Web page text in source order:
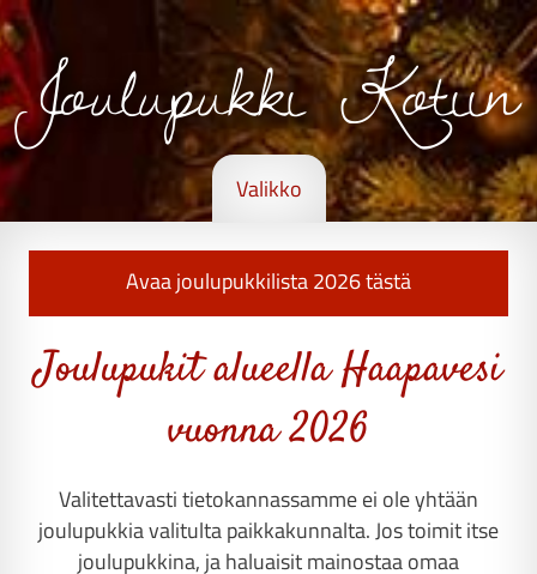
Joulupukki Kotiin
Valikko
Avaa joulupukkilista 2026 tästä
Joulupukit alueella Haapavesi
vuonna 2026
Valitettavasti tietokannassamme ei ole yhtään
joulupukkia valitulta paikkakunnalta. Jos toimit itse
joulupukkina, ja haluaisit mainostaa omaa